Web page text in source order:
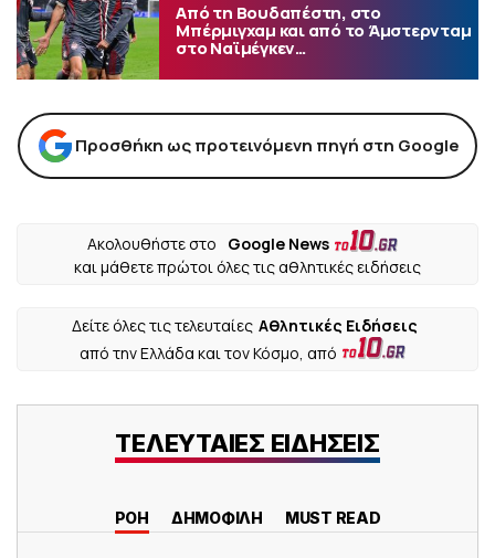
Από τη Βουδαπέστη, στο
Μπέρμιγχαμ και από το Άμστερνταμ
στο Ναϊμέγκεν…
Προσθήκη ως προτεινόμενη πηγή στη Google
Ακολουθήστε στο
Google News
και μάθετε πρώτοι όλες τις αθλητικές ειδήσεις
Δείτε όλες τις τελευταίες Αθλητικές Ειδήσεις
από την Ελλάδα και τον Κόσμο, από
ΤΕΛΕΥΤΑΙΕΣ ΕΙΔΗΣΕΙΣ
ΡΟΗ ΔΗΜΟΦΙΛΗ MUST READ